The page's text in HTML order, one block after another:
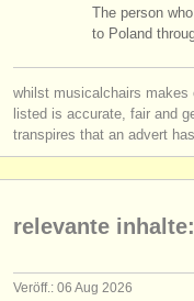
The person
to Poland
whilst musicalchairs
listed is accurate, fair and
transpires that an advert
relevante inhalte:
Veröff.: 06 Aug 2026